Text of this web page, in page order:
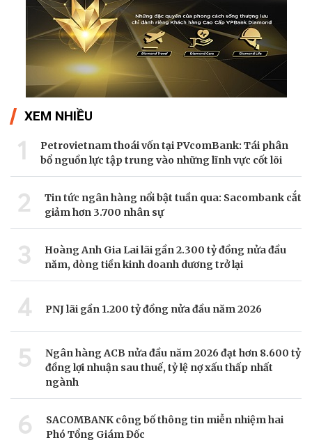
XEM NHIỀU
1
Petrovietnam thoái vốn tại PVcomBank: Tái phân
bổ nguồn lực tập trung vào những lĩnh vực cốt lõi
2
Tin tức ngân hàng nổi bật tuần qua: Sacombank cắt
giảm hơn 3.700 nhân sự
3
Hoàng Anh Gia Lai lãi gần 2.300 tỷ đồng nửa đầu
năm, dòng tiền kinh doanh dương trở lại
4 PNJ lãi gần 1.200 tỷ đồng nửa đầu năm 2026
5
Ngân hàng ACB nửa đầu năm 2026 đạt hơn 8.600 tỷ
đồng lợi nhuận sau thuế, tỷ lệ nợ xấu thấp nhất
ngành
6
SACOMBANK công bố thông tin miễn nhiệm hai
Phó Tổng Giám Đốc